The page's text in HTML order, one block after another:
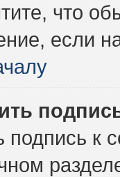
что
если
подпись